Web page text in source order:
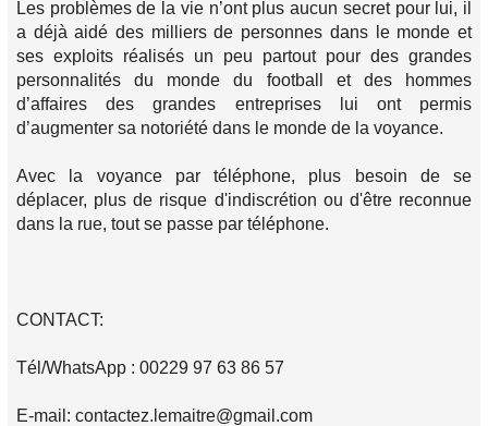
Les problèmes de la vie n’ont plus aucun secret pour lui, il
a déjà aidé des milliers de personnes dans le monde et
ses exploits réalisés un peu partout pour des grandes
personnalités du monde du football et des hommes
d’affaires des grandes entreprises lui ont permis
d’augmenter sa notoriété dans le monde de la voyance.
Avec la voyance par téléphone, plus besoin de se
déplacer, plus de risque d'indiscrétion ou d'être reconnue
dans la rue, tout se passe par téléphone.
CONTACT:
Tél/WhatsApp : 00229 97 63 86 57
E-mail: contactez.lemaitre@gmail.com